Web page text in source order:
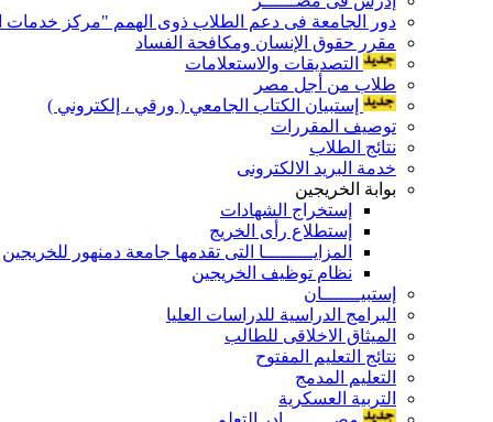
دور الجامعة فى دعم الطلاب ذوى الهمم "مركز خدمات
مقرر حقوق الإنسان ومكافحة الفساد
التصديقات والاستعلامات
طلاب من أجل مصر
إستبيان الكتاب الجامعي ( ورقي ، إلكتروني )
توصيف المقررات
نتائج الطلاب
خدمة البريد الالكترونى
بوابة الخريجين
إستخراج الشهادات
إستطلاع رأى الخريج
المزايـــــــــا التى تقدمها جامعة دمنهور للخريجين
نظام توظيف الخريجين
إستبيـــــــان
البرامج الدراسية للدراسات العليا
الميثاق الاخلاقى للطالب
نتائج التعليم المفتوح
التعليم المدمج
التربية العسكرية